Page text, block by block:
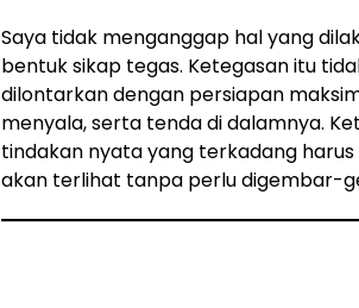
Saya tidak menganggap hal yang
bentuk sikap tegas. Ketegasan itu
dilontarkan dengan persiapan
menyala, serta tenda di dalamnya.
tindakan nyata yang terkadang
akan terlihat tanpa perlu digembar-